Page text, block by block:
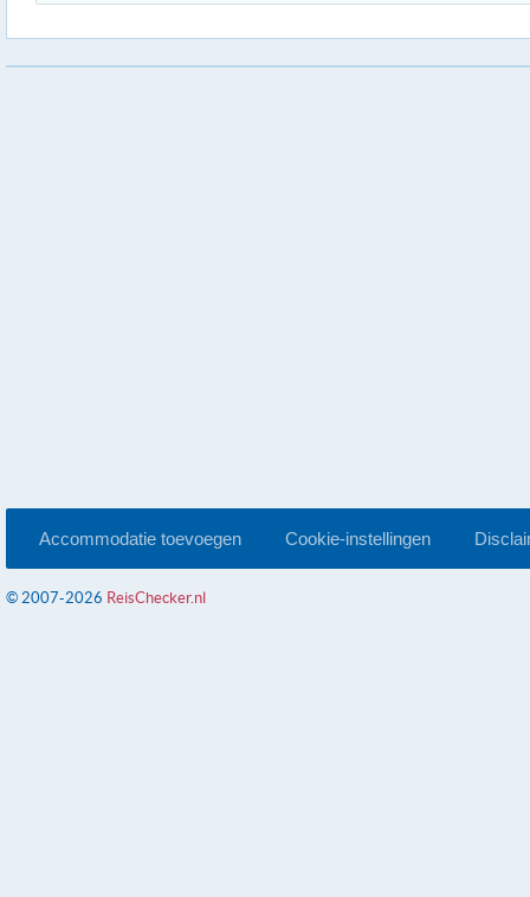
Accommodatie toevoegen Cookie-instellingen
© 2007-2026 ReisChecker.nl